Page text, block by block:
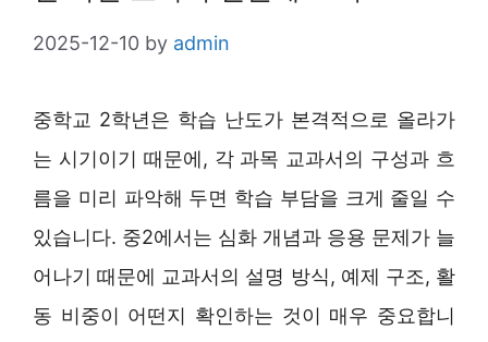
2025-12-10 by admin
중학교 2학년은 학습 난도가 본격적으로 올라가
는 시기이기 때문에, 각 과목 교과서의 구성과 흐
름을 미리 파악해 두면 학습 부담을 크게 줄일 수
있습니다. 중2에서는 심화 개념과 응용 문제가 늘
어나기 때문에 교과서의 설명 방식, 예제 구조, 활
동 비중이 어떤지 확인하는 것이 매우 중요합니